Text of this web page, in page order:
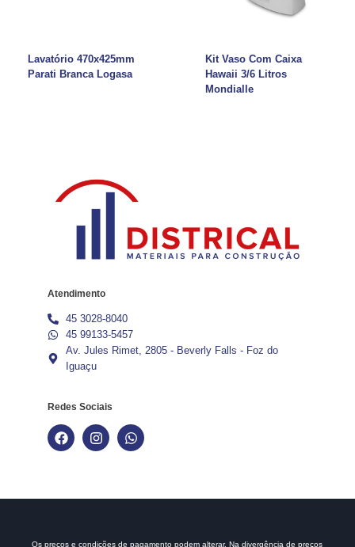
Lavatório 470x425mm
Parati Branca Logasa
Kit Vaso Com Caixa
Hawaii 3/6 Litros
Mondialle
Atendimento
45 3028-8040
45 99133-5457
Av. Jules Rimet, 2805 - Beverly Falls - Foz do
Iguaçu
Redes Sociais
Os preços e condições de pagamento podem alterar. Na divergência de preços